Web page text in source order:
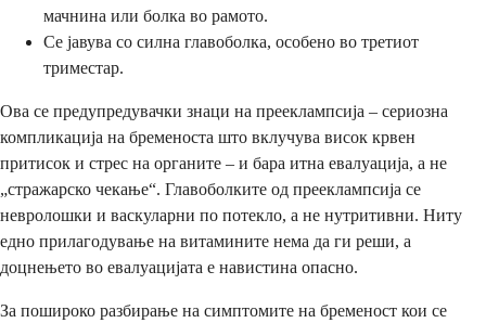
мачнина или болка во рамото.
Се јавува со силна главоболка, особено во третиот
триместар.
Ова се предупредувачки знаци на прееклампсија – сериозна
компликација на бременоста што вклучува висок крвен
притисок и стрес на органите – и бара итна евалуација, а не
„стражарско чекање“. Главоболките од прееклампсија се
невролошки и васкуларни по потекло, а не нутритивни. Ниту
едно прилагодување на витамините нема да ги реши, а
доцнењето во евалуацијата е навистина опасно.
За пошироко разбирање на симптомите на бременост кои се